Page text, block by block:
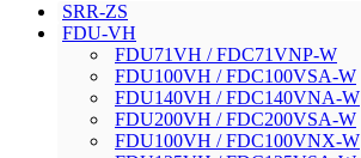
SRR-ZS
FDU-VH
FDU71VH / FDC71VNP-W
FDU100VH / FDC100VSA-W
FDU140VH / FDC140VNA-W
FDU200VH / FDC200VSA-W
FDU100VH / FDC100VNX-W